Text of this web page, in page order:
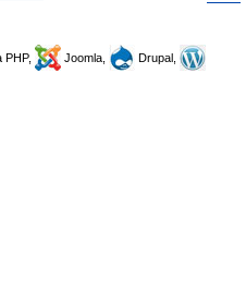
PHP, Joomla,
Drupal,